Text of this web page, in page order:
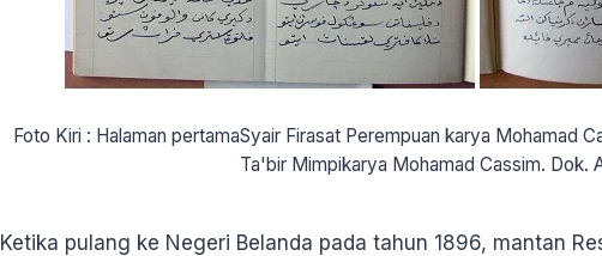
Foto Kiri : Halaman pertamaSyair Firasat Perempuan karya Mohamad
Ta'bir Mimpikarya Mohamad Cassim. Dok.
Ketika pulang ke Negeri Belanda pada tahun 1896, mantan